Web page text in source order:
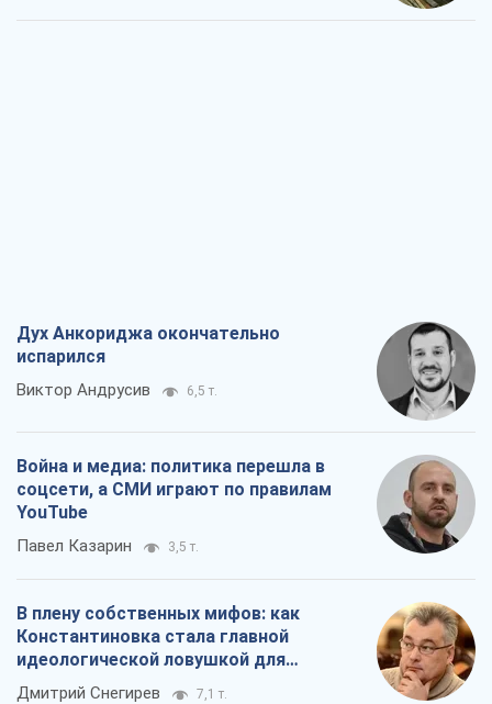
Дух Анкориджа окончательно
испарился
Виктор Андрусив 6,5 т.
Война и медиа: политика перешла в
соцсети, а СМИ играют по правилам
YouTube
Павел Казарин 3,5 т.
В плену собственных мифов: как
Константиновка стала главной
идеологической ловушкой для
российских оккупантов
Дмитрий Снегирев 7,1 т.